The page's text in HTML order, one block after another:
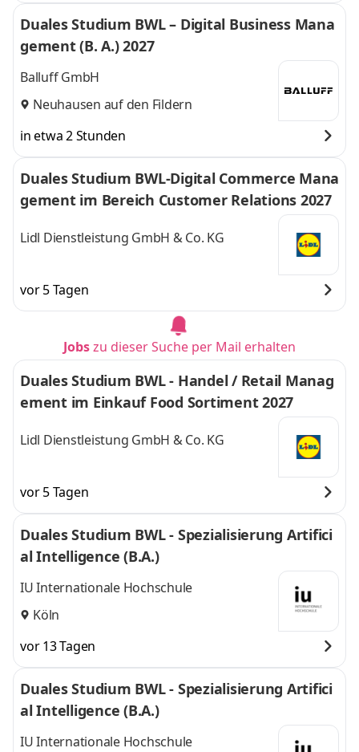
Duales Studium BWL – Digital Business Mana
gement (B. A.) 2027
Balluff GmbH
Neuhausen auf den Fildern
in etwa 2 Stunden
Duales Studium BWL-Digital Commerce Mana
gement im Bereich Customer Relations 2027
Lidl Dienstleistung GmbH & Co. KG
vor 5 Tagen
Jobszu dieser Suche per Mail erhalten
Duales Studium BWL - Handel / Retail Manag
ement im Einkauf Food Sortiment 2027
Lidl Dienstleistung GmbH & Co. KG
vor 5 Tagen
Duales Studium BWL - Spezialisierung Artifici
al Intelligence (B.A.)
IU Internationale Hochschule
Köln
vor 13 Tagen
Duales Studium BWL - Spezialisierung Artifici
al Intelligence (B.A.)
IU Internationale Hochschule